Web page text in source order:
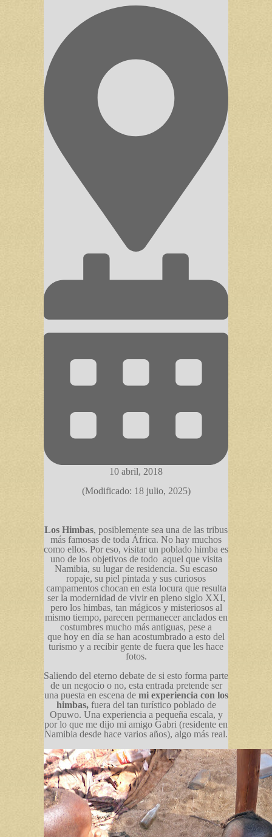
10 abril, 2018
(Modificado: 18 julio, 2025)
Los Himbas, posiblemente sea una de las tribus
más famosas de toda África. No hay muchos
como ellos. Por eso, visitar un poblado himba es
uno de los objetivos de todo aquel que visita
Namibia, su lugar de residencia. Su escaso
ropaje, su piel pintada y sus curiosos
campamentos chocan en esta locura que resulta
ser la modernidad de vivir en pleno siglo XXI,
pero los himbas, tan mágicos y misteriosos al
mismo tiempo, parecen permanecer anclados en
costumbres mucho más antiguas, pese a
que hoy en día se han acostumbrado a esto del
turismo y a recibir gente de fuera que les hace
fotos.
Saliendo del eterno debate de si esto forma parte
de un negocio o no, esta entrada pretende ser
una puesta en escena de mi experiencia con los
himbas,fuera del tan turístico poblado de
Opuwo. Una experiencia a pequeña escala, y
por lo que me dijo mi amigo Gabri (residente en
Namibia desde hace varios años), algo más real.